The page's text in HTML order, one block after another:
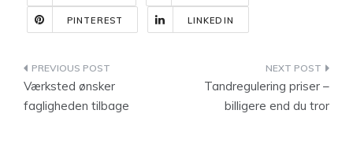
PINTEREST LINKEDIN
Indlægsnavigation
Værksted ønsker
fagligheden tilbage
Tandregulering priser –
billigere end du tror